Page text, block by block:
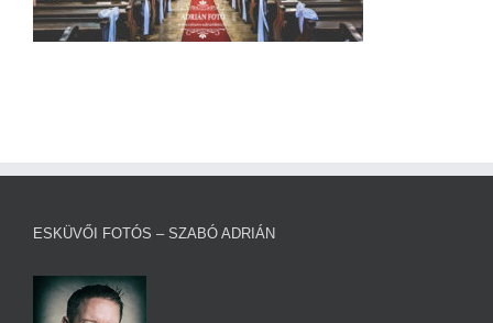
ESKÜVŐI FOTÓS – SZABÓ ADRIÁN